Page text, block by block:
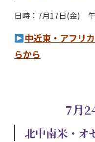
日時：7月17日(金)
中近東・アフリ
らから
7月
北中南米・オ